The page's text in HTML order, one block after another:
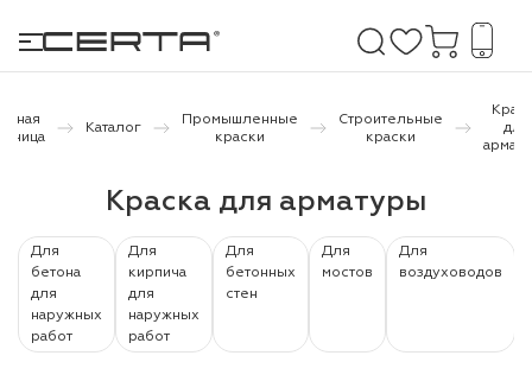
и дачи
Каталог
Промышленные
краски
Строительные
краски
для
Краска для арматуры
Для
бетона
для
наружных
работ
Для
кирпича
для
наружных
работ
Для
бетонных
стен
Для
мостов
Для
воздуховодов